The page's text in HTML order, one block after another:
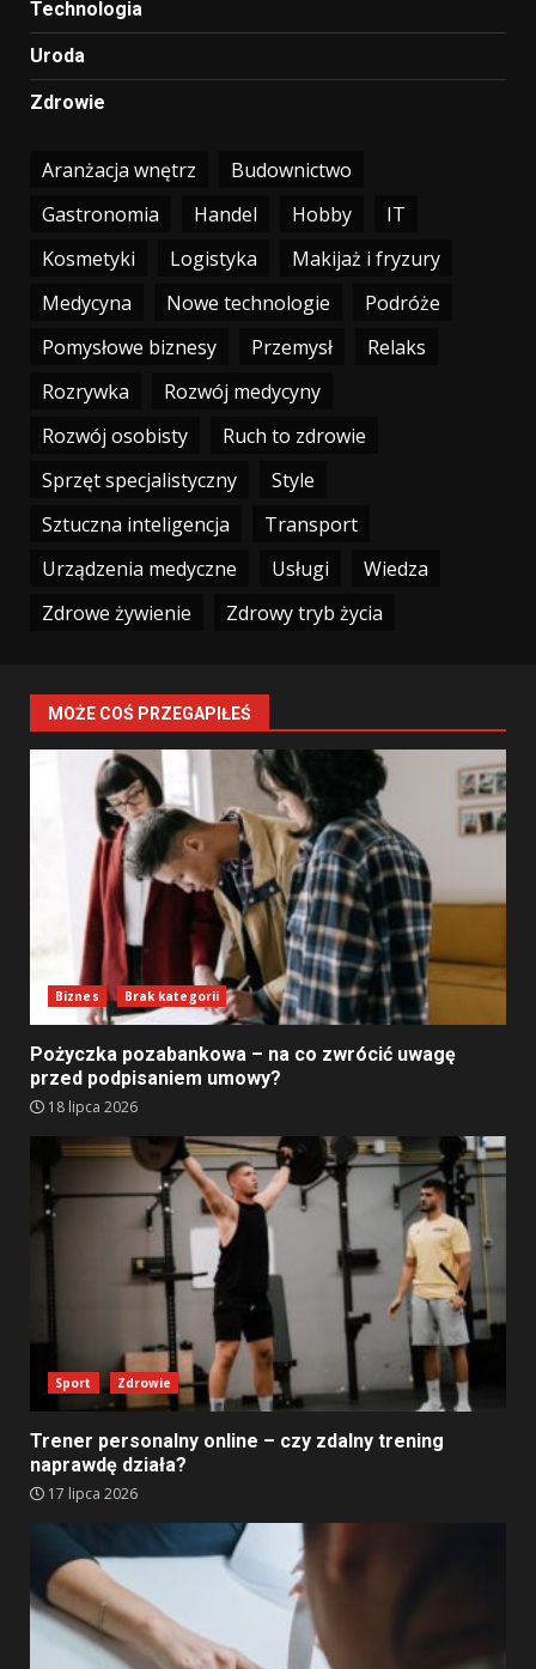
Technologia
Uroda
Zdrowie
Aranżacja wnętrz
Budownictwo
Gastronomia
Handel Hobby
IT
Kosmetyki
Logistyka
Makijaż i fryzury
Medycyna
Nowe technologie
Podróże
Pomysłowe biznesy
Przemysł
Relaks
Rozrywka
Rozwój medycyny
Rozwój osobisty
Ruch to zdrowie
Sprzęt specjalistyczny
Style
Sztuczna inteligencja
Transport
Urządzenia medyczne
Usługi
Wiedza
Zdrowe żywienie
Zdrowy tryb życia
MOŻE COŚ PRZEGAPIŁEŚ
Biznes Brak kategorii
Pożyczka pozabankowa – na co zwrócić uwagę
przed podpisaniem umowy?
18 lipca 2026
Sport Zdrowie
Trener personalny online – czy zdalny trening
naprawdę działa?
17 lipca 2026